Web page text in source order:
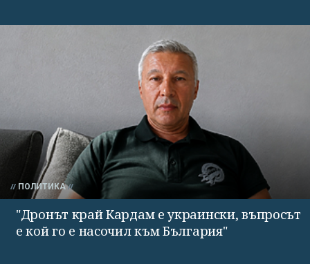
ПОЛИТИКА
"Дронът край Кардам е украински, въпросът
е кой го е насочил към България"